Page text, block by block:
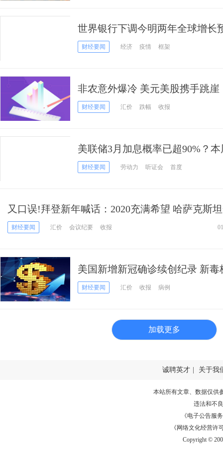
世界银行下调今明两年全球增长
财经要闻 经济 疫情 框架
非农意外爆冷 美元美股携手跳崖
财经要闻 汇价 跌幅 收报
美联储3月加息概率已超90%？
财经要闻 劳动力 听证会 首度
又口误!拜登新年喊话：2020充满希望 哈萨克斯
入紧急状态
财经要闻 汇价 会议纪要 收报
美国新增新冠确诊续创纪录 新毒
财经要闻 汇价 收报 病例
加载更多
诚聘英才 关于我
本站所有文章、数据仅供
违法和不
《电子公告服务
《网络文化经营许
Copyright ©